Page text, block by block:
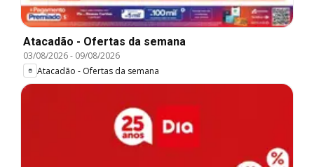
Atacadão - Ofertas da semana
03/08/2026- 09/08/2026
Atacadão - Ofertas da semana